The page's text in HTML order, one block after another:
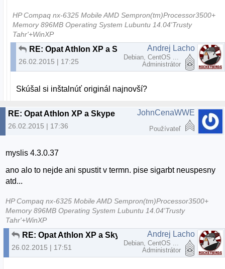
HP Compaq nx-6325 Mobile AMD Sempron(tm)Processor3500+
Memory 896MB Operating System Lubuntu 14.04'Trusty
Tahr'+WinXP
RE: Opat Athlon XP a Skype
26.02.2015 | 17:25
Andrej Lacho
Debian, CentOS ...
Administrátor
Skúšal si inštalnúť originál najnovší?
RE: Opat Athlon XP a Skype
26.02.2015 | 17:36
JohnCenaWWE
Používateľ
myslis 4.3.0.37
ano alo to nejde ani spustit v termn. pise sigarbt neuspesny
atd...
HP Compaq nx-6325 Mobile AMD Sempron(tm)Processor3500+
Memory 896MB Operating System Lubuntu 14.04'Trusty
Tahr'+WinXP
RE: Opat Athlon XP a Skype
26.02.2015 | 17:51
Andrej Lacho
Debian, CentOS ...
Administrátor